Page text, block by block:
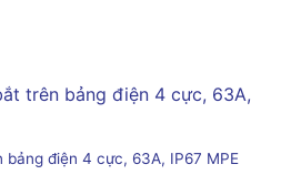
điện 4 cực, 63A, IP67 MPE